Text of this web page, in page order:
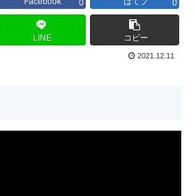
0 0
LINE コピー
2021.12.11